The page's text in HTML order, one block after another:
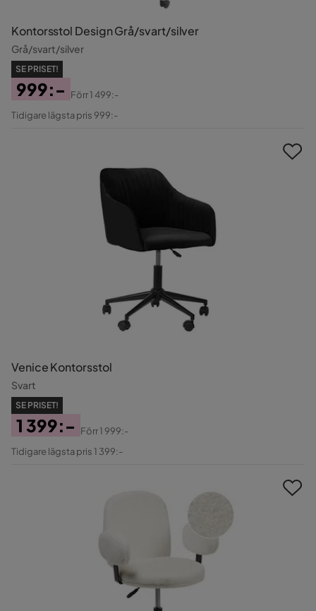
Kontorsstol Design Grå/svart/silver
Grå/svart/silver
SE PRISET!
Pris
999:-
Original
Förr1 499:-
Tidigare lägsta pris 999:-
Venice Kontorsstol
Svart
SE PRISET!
Pris
1 399:-
Original
Förr1 999:-
Tidigare lägsta pris 1 399:-